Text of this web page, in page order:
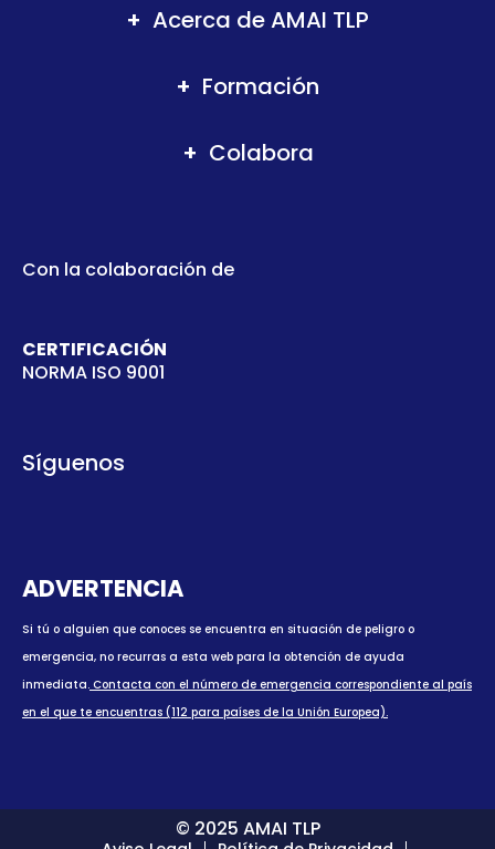
Acerca de AMAI TLP
Formación
Colabora
Con la colaboración de
CERTIFICACIÓN
NORMA ISO 9001
Síguenos
ADVERTENCIA
Si tú o alguien que conoces se encuentra en situación de peligro o
emergencia, no recurras a esta web para la obtención de ayuda
inmediata. Contacta con el número de emergencia correspondiente al país
en el que te encuentras (112 para países de la Unión Europea).
© 2025 AMAI TLP